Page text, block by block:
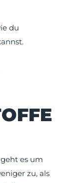
du
es um
zu, als